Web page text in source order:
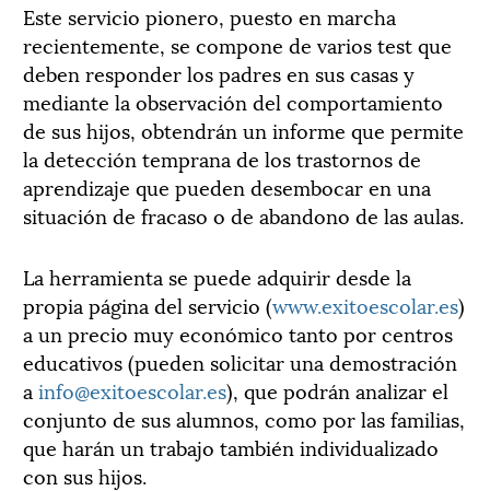
Este servicio pionero, puesto en marcha
recientemente, se compone de varios test que
deben responder los padres en sus casas y
mediante la observación del comportamiento
de sus hijos, obtendrán un informe que permite
la detección temprana de los trastornos de
aprendizaje que pueden desembocar en una
situación de fracaso o de abandono de las aulas.
La herramienta se puede adquirir desde la
propia página del servicio (www.exitoescolar.es)
a un precio muy económico tanto por centros
educativos (pueden solicitar una demostración
a info@exitoescolar.es), que podrán analizar el
conjunto de sus alumnos, como por las familias,
que harán un trabajo también individualizado
con sus hijos.